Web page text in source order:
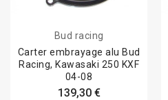
Bud racing
Carter embrayage alu Bud
Racing, Kawasaki 250 KXF
04-08
139,30 €